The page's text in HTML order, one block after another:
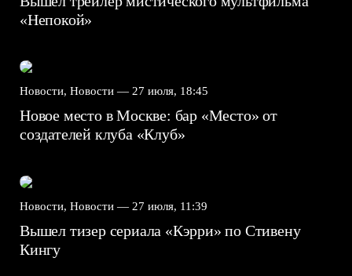
«Непокой»
Новости, Новости — 27 июля, 18:45
Новое место в Москве: бар «Место» от
создателей клуба «Клуб»
Новости, Новости — 27 июля, 11:39
Вышел тизер сериала «Кэрри» по Стивену
Кингу